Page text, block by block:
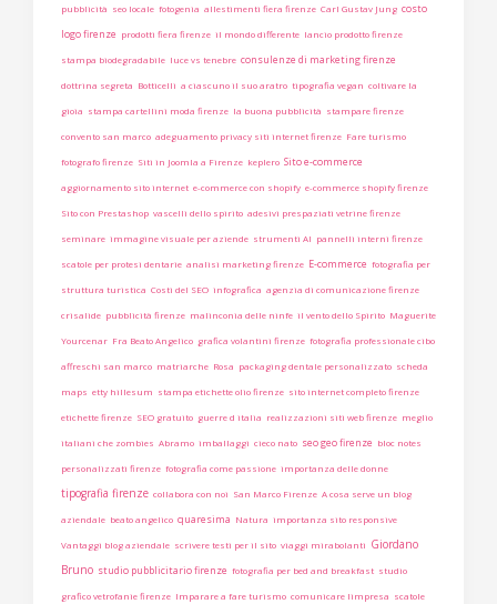
pubblicità seo locale fotogenia allestimenti fiera firenze Carl Gustav Jung costo
logo firenze prodotti fiera firenze il mondo differente lancio prodotto firenze
stampa biodegradabile luce vs tenebre consulenze di marketing firenze
dottrina segreta Botticelli a ciascuno il suo aratro tipografia vegan coltivare la
gioia stampa cartellini moda firenze la buona pubblicità stampare firenze
convento san marco adeguamento privacy siti internet firenze Fare turismo
fotografo firenze Siti in Joomla a Firenze keplero Sito e-commerce
aggiornamento sito internet e-commerce con shopify e-commerce shopify firenze
Sito con Prestashop vascelli dello spirito adesivi prespaziati vetrine firenze
seminare immagine visuale per aziende strumenti AI pannelli interni firenze
scatole per protesi dentarie analisi marketing firenze E-commerce fotografia per
struttura turistica Costi del SEO infografica agenzia di comunicazione firenze
crisalide pubblicità firenze malinconia delle ninfe il vento dello Spirito Maguerite
Yourcenar Fra Beato Angelico grafica volantini firenze fotografia professionale cibo
affreschi san marco matriarche Rosa packaging dentale personalizzato scheda
maps etty hillesum stampa etichette olio firenze sito internet completo firenze
etichette firenze SEO gratuito guerre d italia realizzazioni siti web firenze meglio
italiani che zombies Abramo imballaggi cieco nato seo geo firenze bloc notes
personalizzati firenze fotografia come passione importanza delle donne
tipografia firenze collabora con noi San Marco Firenze A cosa serve un blog
aziendale beato angelico quaresima Natura importanza sito responsive
Vantaggi blog aziendale scrivere testi per il sito viaggi mirabolanti Giordano
Bruno studio pubblicitario firenze fotografia per bed and breakfast studio
grafico vetrofanie firenze Imparare a fare turismo comunicare limpresa scatole